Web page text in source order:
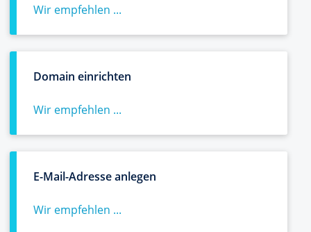
Wir empfehlen ...
Domain einrichten
Wir empfehlen ...
E-Mail-Adresse anlegen
Wir empfehlen ...